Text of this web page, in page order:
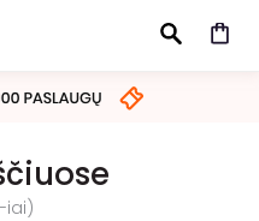
IEŠKOTI
iai)